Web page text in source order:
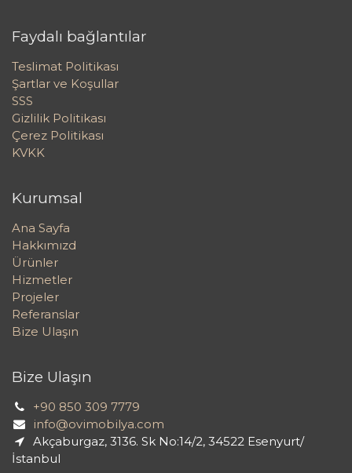
Bize Ulaşın
+90 850 309 7779
info@ovimobilya.com
Akçaburgaz, 3136. Sk No:14/2, 34522 Esenyurt/
İstanbul
Faydalı bağlantılar
Teslimat Politikası
Şartlar ve Koşullar
SSS
Gizlilik Politikası
Çerez Politikası
KVKK
Kurumsal
Ana Sayfa
Hakkımızd
Ürünler
Hizmetler
Projeler
Referanslar
Bize Ulaşın